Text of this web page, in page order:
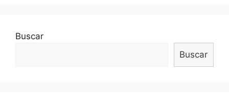
Buscar
Buscar